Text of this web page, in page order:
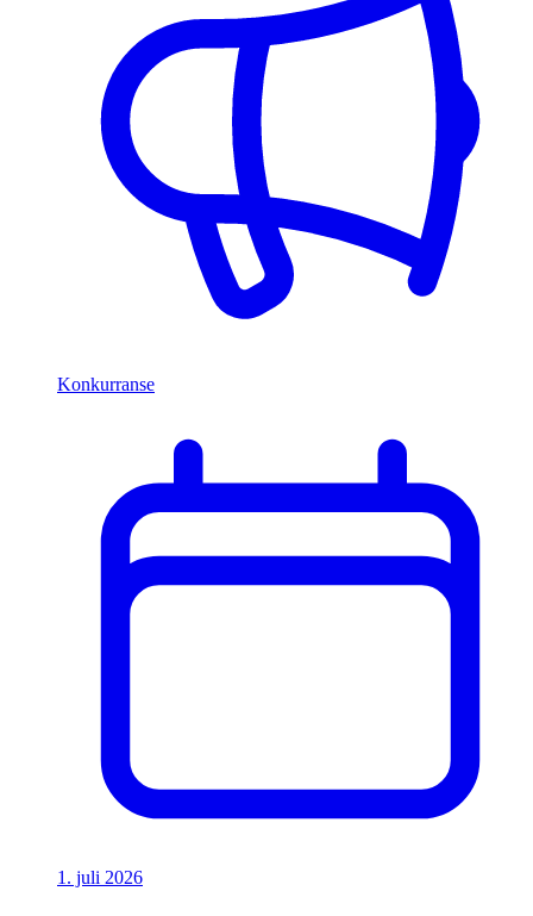
Konkurranse
1. juli 2026